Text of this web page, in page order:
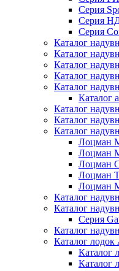
Серия
Серия
Серия
Каталог
Каталог
Каталог
Каталог
Каталог
Каталог
Каталог
Каталог
Каталог
Лоцман
Лоцман
Лоцман
Лоцман
Лоцман
Каталог
Каталог
Серия
Каталог
Каталог
Каталог
Каталог